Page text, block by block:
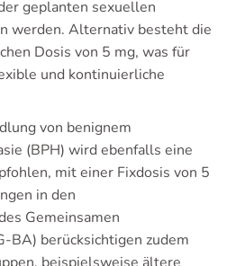
geplanten sexuellen
werden. Alternativ besteht die
Dosis von 5 mg, was für
und kontinuierliche
von benignem
(BPH) wird ebenfalls eine
mit einer Fixdosis von 5
in den
Gemeinsamen
BA) berücksichtigen zudem